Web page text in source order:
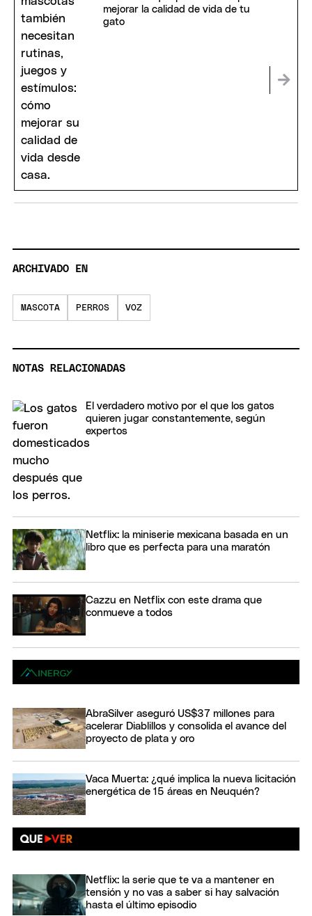
mejorar la calidad de vida de tu
gato
ARCHIVADO EN
MASCOTA PERROS VOZ
NOTAS RELACIONADAS
El verdadero motivo por el que los gatos
quieren jugar constantemente, según
expertos
Netflix: la miniserie mexicana basada en un
libro que es perfecta para una maratón
Cazzu en Netflix con este drama que
conmueve a todos
AbraSilver aseguró US$37 millones para
acelerar Diablillos y consolida el avance del
proyecto de plata y oro
Vaca Muerta: ¿qué implica la nueva licitación
energética de 15 áreas en Neuquén?
Netflix: la serie que te va a mantener en
tensión y no vas a saber si hay salvación
hasta el último episodio